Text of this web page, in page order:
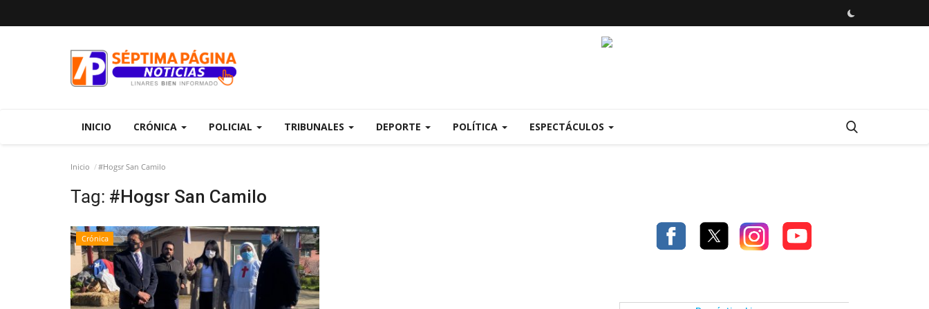
INICIO CRÓNICA POLICIAL TRIBUNALES DEPORTE POLÍTICA ESPECTÁCULOS
Inicio #Hogsr San Camilo
Tag: #Hogsr San Camilo
Crónica